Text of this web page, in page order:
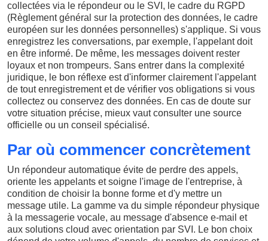
collectées via le répondeur ou le SVI, le cadre du RGPD
(Règlement général sur la protection des données, le cadre
européen sur les données personnelles) s'applique. Si vous
enregistrez les conversations, par exemple, l'appelant doit
en être informé. De même, les messages doivent rester
loyaux et non trompeurs. Sans entrer dans la complexité
juridique, le bon réflexe est d'informer clairement l'appelant
de tout enregistrement et de vérifier vos obligations si vous
collectez ou conservez des données. En cas de doute sur
votre situation précise, mieux vaut consulter une source
officielle ou un conseil spécialisé.
Par où commencer concrètement
Un répondeur automatique évite de perdre des appels,
oriente les appelants et soigne l'image de l'entreprise, à
condition de choisir la bonne forme et d'y mettre un
message utile. La gamme va du simple répondeur physique
à la messagerie vocale, au message d'absence e-mail et
aux solutions cloud avec orientation par SVI. Le bon choix